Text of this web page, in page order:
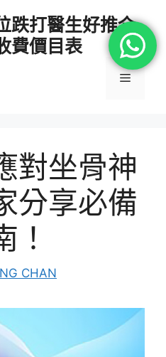
跌打醫生好推介
費價目表
選
對坐骨神
分享必備
！
CHAN